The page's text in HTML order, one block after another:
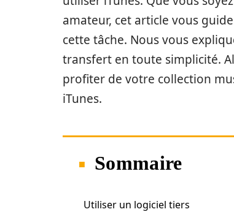
amateur, cet article vous
cette tâche. Nous vous
transfert en toute simplicité.
profiter de votre collection
iTunes.
Sommaire
Utiliser un logiciel tiers